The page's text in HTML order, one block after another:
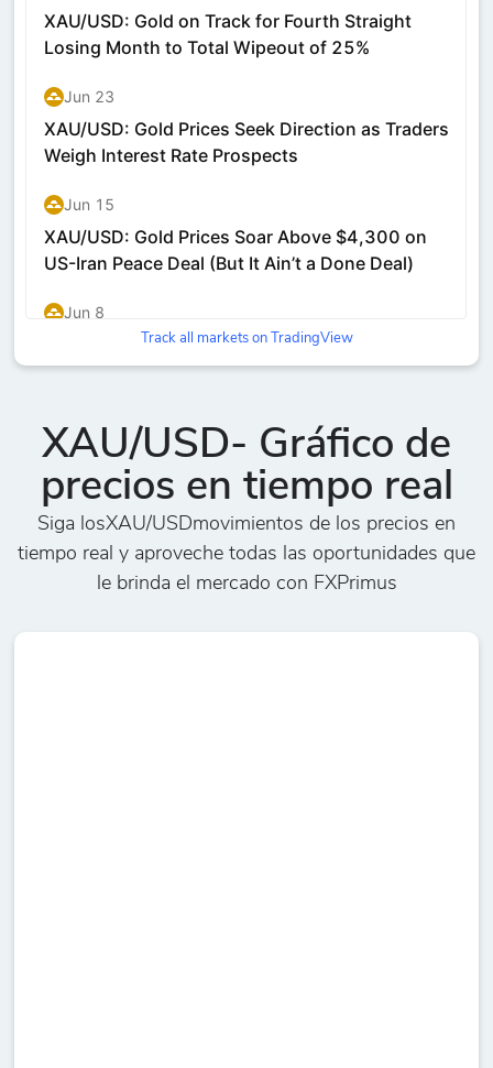
Track all markets on TradingView
XAU/USD- Gráfico de
precios en tiempo real
Siga losXAU/USDmovimientos de los precios en
tiempo real y aproveche todas las oportunidades que
le brinda el mercado con FXPrimus